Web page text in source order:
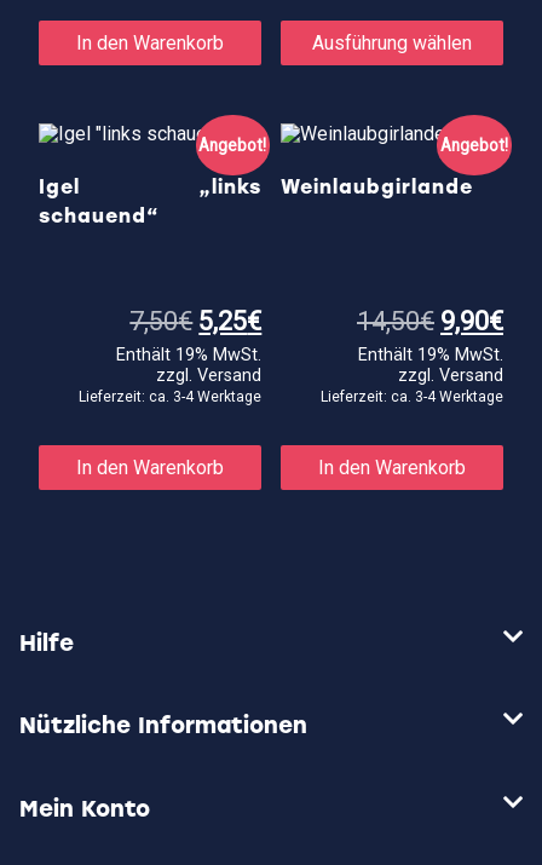
In den Warenkorb Ausführung wählen
Die
Angebot!
Igel „links
schauend“
7,50€ Ursprünglicher
Preis
war:
7,50€
5,25€Aktueller
Preis
Enthält 19% MwSt.
zzgl.Versand
Lieferzeit: ca. 3-4 Werktage
In den Warenkorb
Angebot!
Weinlaubgirlande
14,50€
Preis
war:
14,50€
9,90€
Enthält 19% MwSt.
zzgl. Versand
Lieferzeit: ca. 3-4 Werktage
In den Warenkorb
Hilfe
Nützliche Informationen
Mein Konto